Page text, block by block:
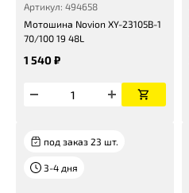
Артикул: 494658
Мотошина Novion XY-23105B-1
70/100 19 48L
1 540 ₽
под заказ 23 шт.
3-4 дня